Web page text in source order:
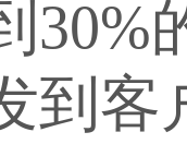
30%
到客